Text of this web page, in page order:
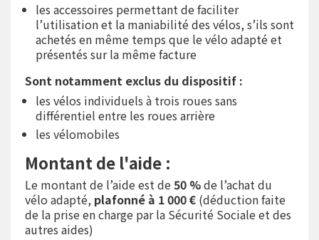
les accessoires permettant de faciliter
l’utilisation et la maniabilité des vélos, s’ils sont
achetés en même temps que le vélo adapté et
présentés sur la même facture
Sont notamment exclus du dispositif :
les vélos individuels à trois roues sans
différentiel entre les roues arrière
les vélomobiles
Montant de l'aide :
Le montant de l’aide est de50 %de l’achat du
vélo adapté, plafonné à 1 000 € (déduction faite
de la prise en charge par la Sécurité Sociale et des
autres aides)